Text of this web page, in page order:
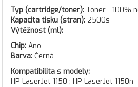
Typ (cartridge/toner): Toner - 100%
Kapacita tisku (stran): 2500s
Výtěžnost (ml):
Chip: Ano
Barva: Černá
Kompatibilita s modely:
HP LaserJet 1150 ; HP LaserJet 1150n